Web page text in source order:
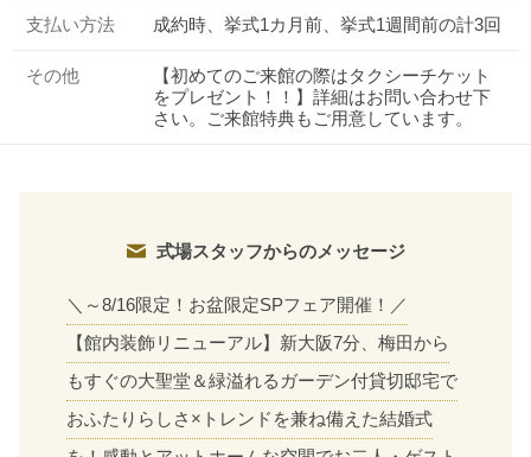
おトクな特典つきフェア
8/11 (火・祝) 残◯
【ブライダルフェア来館特典】
フェア一覧
支払い方法 成約時、挙式1カ月前、挙式1週間前の計3回
その他
【初めてのご来館の際はタクシーチケット
をプレゼント！！】詳細はお問い合わせ下
さい。ご来館特典もご用意しています。
式場スタッフからのメッセージ
＼～8/16限定！お盆限定SPフェア開催！／
【館内装飾リニューアル】新大阪7分、梅田から
もすぐの大聖堂＆緑溢れるガーデン付貸切邸宅で
おふたりらしさ×トレンドを兼ね備えた結婚式